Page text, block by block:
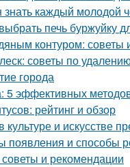
каждый молодой
печь буржуйку
контуром: советы
советы по
города
5 эффективных
рейтинг и обзор
и искусстве
появления и способы
и рекомендации